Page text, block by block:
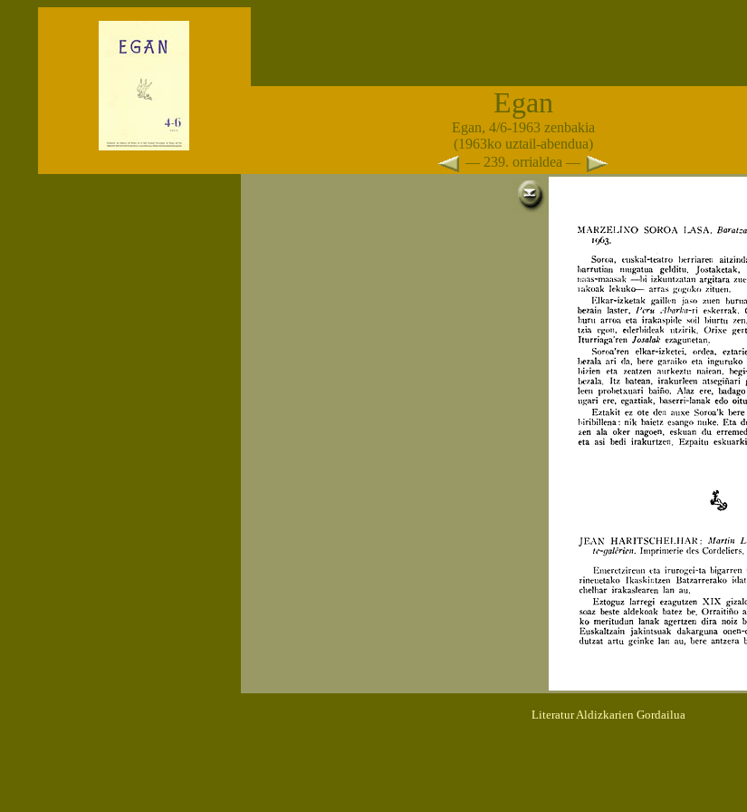
Egan
Egan, 4/6-1963 zenbakia
(1963ko uztail-abendua)
— 239. orrialdea —
Literatur Aldizkarien Gordailua